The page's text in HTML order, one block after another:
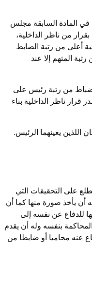
المادة السابقة مجلس
من ناظر الداخلية،
من رتبة الضابط
المتهم إلا عند
من رتبة رئيس على
ناظر الداخلية بناء
يعينهما الرئيس.
على التحقيقات التي
يأخذ صورة منها كما أن
عن نفسه إلى
بنفسه وله أن يقدم
عنه محاميا أو ضابطا من